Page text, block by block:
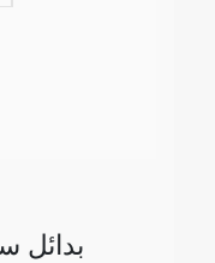
بدائل